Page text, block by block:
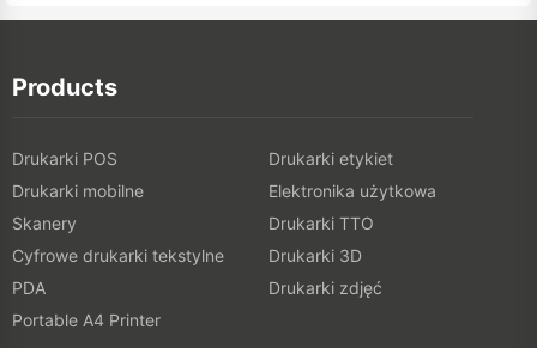
Products
Drukarki POS
Drukarki etykiet
Drukarki mobilne
Elektronika użytkowa
Skanery
Drukarki TTO
Cyfrowe drukarki tekstylne
Drukarki 3D
PDA
Drukarki zdjęć
Portable A4 Printer